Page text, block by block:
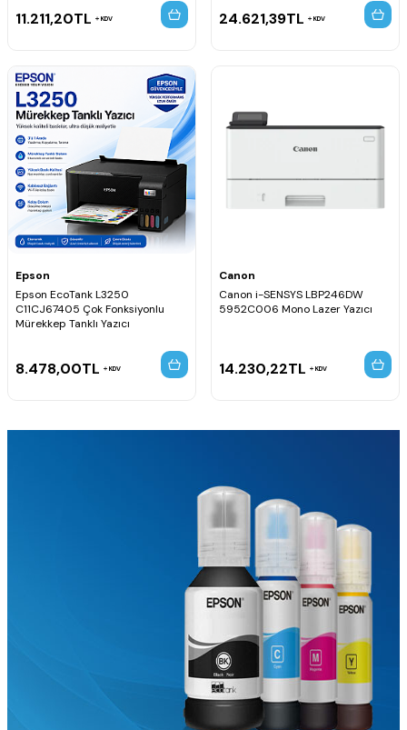
11.211,20TL KDV 24.621,39TL KDV
Epson
Epson EcoTank L3250
C11CJ67405 Çok Fonksiyonlu
Mürekkep Tanklı Yazıcı
8.478,00TL KDV
Canon
Canon i-SENSYS LBP246DW
5952C006 Mono Lazer Yazıcı
14.230,22TL KDV